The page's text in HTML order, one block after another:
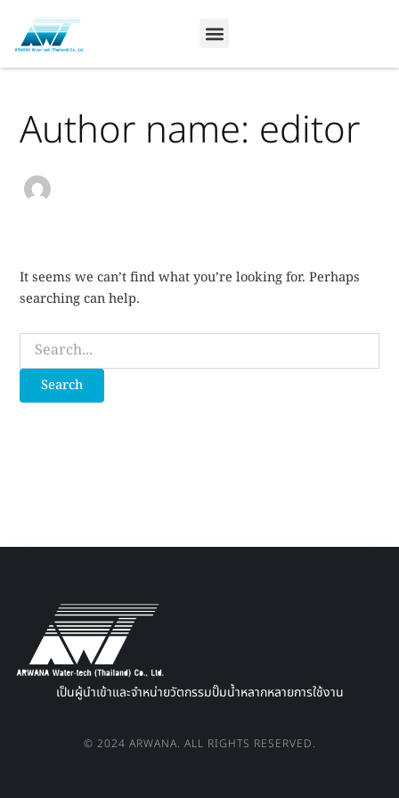
content
Author name: editor
It seems we can’t find what you’re looking for. Perhaps
searching can help.
for:
เป็นผู้นำเข้าและจำหน่ายวัตกรรมปั๊มน้ำหลากหลายการใช้งาน
© 2024 ARWANA. ALL RIGHTS RESERVED.